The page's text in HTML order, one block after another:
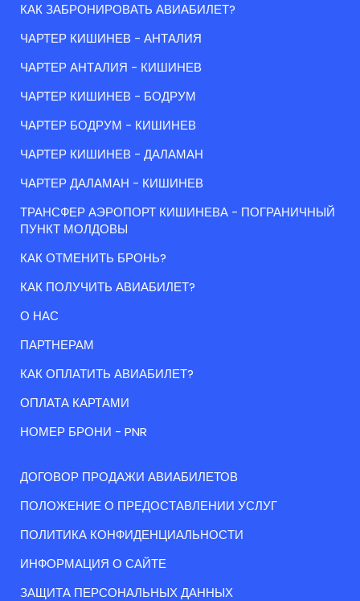
КАК ЗАБРОНИРОВАТЬ АВИАБИЛЕТ?
ЧАРТЕР КИШИНЕВ - АНТАЛИЯ
ЧАРТЕР АНТАЛИЯ - КИШИНЕВ
ЧАРТЕР КИШИНЕВ - БОДРУМ
ЧАРТЕР БОДРУМ - КИШИНЕВ
ЧАРТЕР КИШИНЕВ - ДАЛАМАН
ЧАРТЕР ДАЛАМАН - КИШИНЕВ
ТРАНСФЕР АЭРОПОРТ КИШИНЕВА - ПОГРАНИЧНЫЙ
ПУНКТ МОЛДОВЫ
КАК ОТМЕНИТЬ БРОНЬ?
КАК ПОЛУЧИТЬ АВИАБИЛЕТ?
О НАС
ПАРТНЕРАМ
КАК ОПЛАТИТЬ АВИАБИЛЕТ?
ОПЛАТА КАРТАМИ
НОМЕР БРОНИ - PNR
ДОГОВОР ПРОДАЖИ АВИАБИЛЕТОВ
ПОЛОЖЕНИЕ О ПРЕДОСТАВЛЕНИИ УСЛУГ
ПОЛИТИКА КОНФИДЕНЦИАЛЬНОСТИ
ИНФОРМАЦИЯ О САЙТЕ
ЗАЩИТА ПЕРСОНАЛЬНЫХ ДАННЫХ